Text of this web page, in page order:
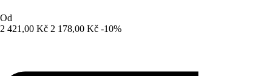
Od
2 421,00 Kč 2 178,00 Kč -10%